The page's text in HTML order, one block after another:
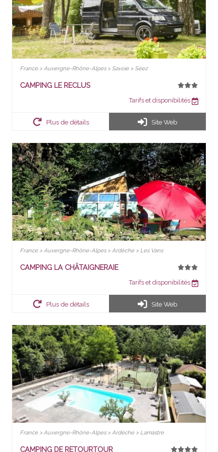
France > Auvergne-Rhône-Alpes > Savoie > Séez
CAMPING LE RECLUS
Tarifs et disponibilités
Plus de détails Site Web
France > Auvergne-Rhône-Alpes > Ardèche > Les Vans
CAMPING LA CHÂTAIGNERAIE
Tarifs et disponibilités
Plus de détails Site Web
France > Auvergne-Rhône-Alpes > Ardèche > Lamastre
CAMPING DE RETOURTOUR